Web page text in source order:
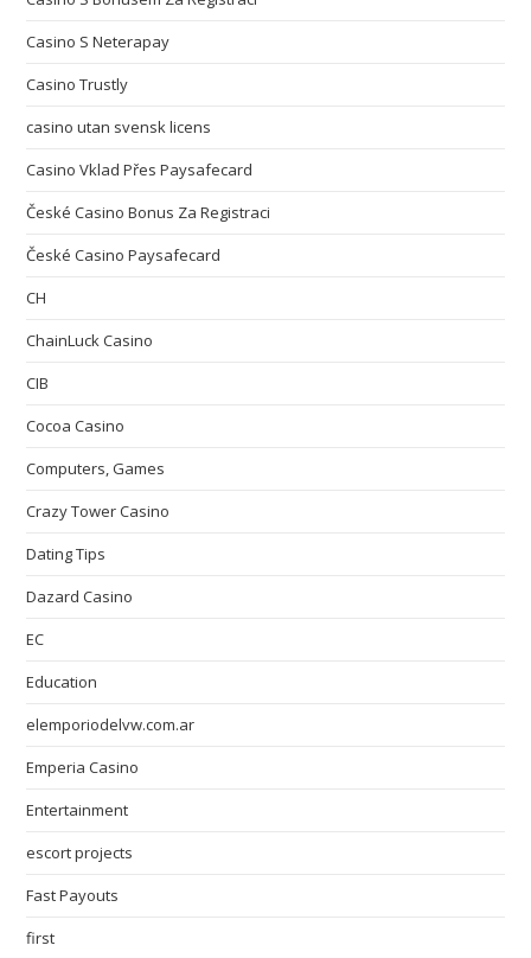
Casino S Neterapay
Casino Trustly
casino utan svensk licens
Casino Vklad Přes Paysafecard
České Casino Bonus Za Registraci
České Casino Paysafecard
CH
ChainLuck Casino
CIB
Cocoa Casino
Computers, Games
Crazy Tower Сasino
Dating Tips
Dazard Casino
EC
Education
elemporiodelvw.com.ar
Emperia Casino
Entertainment
escort projects
Fast Payouts
first